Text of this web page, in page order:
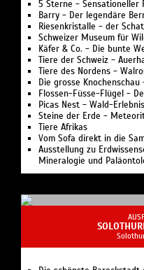
5 Sterne - Sensationeller
Barry - Der legendäre
Riesenkristalle - der
Schweizer Museum für
Käfer & Co. - Die bunte
Tiere der Schweiz -
Tiere des Nordens -
Die grosse
Flossen-Füsse-Flügel -
Picas Nest - Wald-
Steine der Erde -
Tiere Afrikas
Vom Sofa direkt in die
Ausstellung zu
Mineralogie und